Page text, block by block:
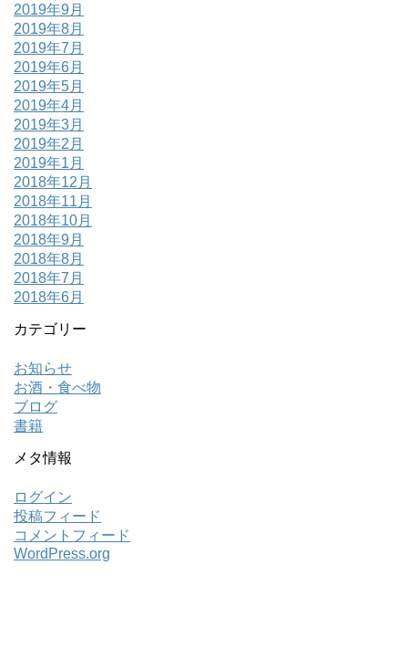
2019年9月
2019年8月
2019年7月
2019年6月
2019年5月
2019年4月
2019年3月
2019年2月
2019年1月
2018年12月
2018年11月
2018年10月
2018年9月
2018年8月
2018年7月
2018年6月
カテゴリー
お知らせ
お酒・食べ物
ブログ
書籍
メタ情報
ログイン
投稿フィード
コメントフィード
WordPress.org